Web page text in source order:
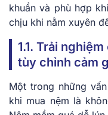
khuẩn và phù hợp
chịu khi nằm xuyên
1.1. Trải
tùy chỉnh cảm
Một trong những
khi mua nệm là